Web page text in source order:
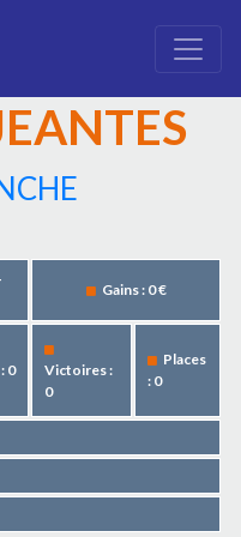
Gains : 0 €
0
Victoires :
0
Places
: 0